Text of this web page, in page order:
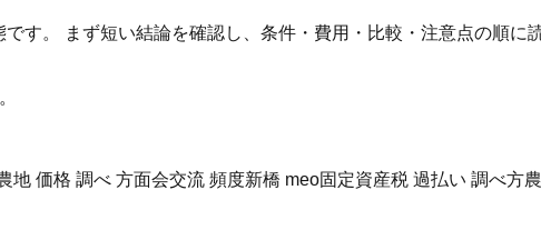
す。 まず短い結論を確認し、条件・費用・比較・注意点の順に
地 価格 調べ 方面会交流 頻度新橋 meo固定資産税 過払い 調べ方